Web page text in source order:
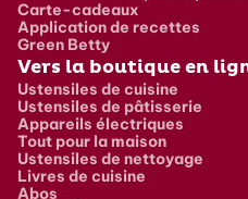
Carte-cadeaux
Application de recettes
Green Betty
Vers la boutique en
Ustensiles de cuisine
Ustensiles de pâtisserie
Appareils électriques
Tout pour la maison
Ustensiles de nettoyage
Livres de cuisine
Abos